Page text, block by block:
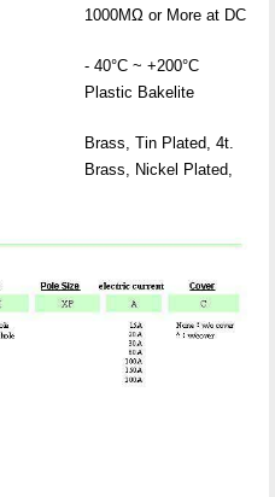
1000MΩ or More at DC
- 40°C ~ +200°C
Plastic Bakelite
Brass, Tin Plated, 4t.
Brass, Nickel Plated,